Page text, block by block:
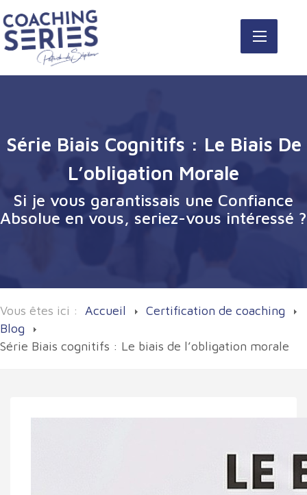
Série Biais Cognitifs : Le Biais De
L’obligation Morale
Si je vous garantissais une Confiance
Absolue en vous, seriez-vous intéressé ?
Vous êtes ici : Accueil
Certification de coaching
Blog
Série Biais cognitifs : Le biais de l’obligation morale